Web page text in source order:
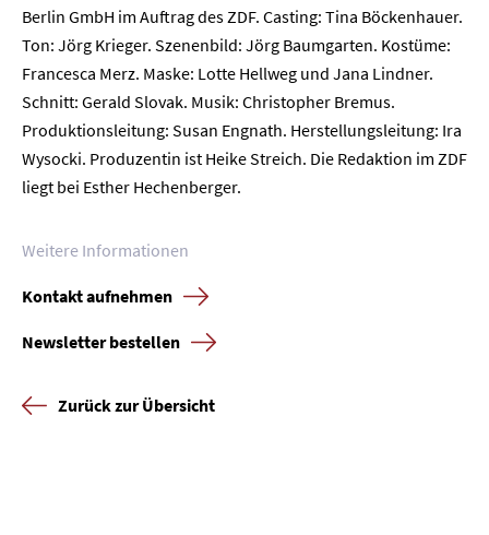
Berlin GmbH im Auftrag des ZDF. Casting: Tina Böckenhauer.
Ton: Jörg Krieger. Szenenbild: Jörg Baumgarten. Kostüme:
Francesca Merz. Maske: Lotte Hellweg und Jana Lindner.
Schnitt: Gerald Slovak. Musik: Christopher Bremus.
Produktionsleitung: Susan Engnath. Herstellungsleitung: Ira
Wysocki. Produzentin ist Heike Streich. Die Redaktion im ZDF
liegt bei Esther Hechenberger.
Weitere Informationen
Kontakt aufnehmen
Newsletter bestellen
Zurück zur Übersicht
Kontakt
Newsletter Datenschutz Impressum